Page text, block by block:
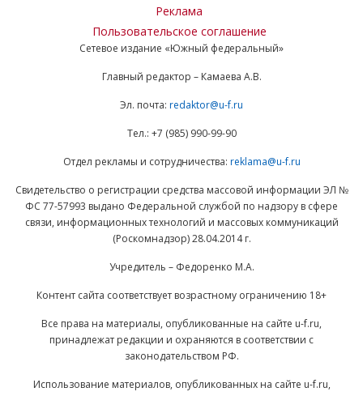
Реклама
Пользовательское соглашение
Сетевое издание «Южный федеральный»
Главный редактор – Камаева А.В.
Эл. почта: redaktor@u-f.ru
Тел.: +7 (985) 990-99-90
Отдел рекламы и сотрудничества: reklama@u-f.ru
Свидетельство о регистрации средства массовой информации ЭЛ №
ФС 77-57993 выдано Федеральной службой по надзору в сфере
связи, информационных технологий и массовых коммуникаций
(Роскомнадзор) 28.04.2014 г.
Учредитель – Федоренко М.А.
Контент сайта соответствует возрастному ограничению 18+
Все права на материалы, опубликованные на сайте u-f.ru,
принадлежат редакции и охраняются в соответствии с
законодательством РФ.
Использование материалов, опубликованных на сайте u-f.ru,